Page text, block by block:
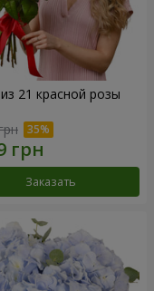
21 красной розы
Заказать